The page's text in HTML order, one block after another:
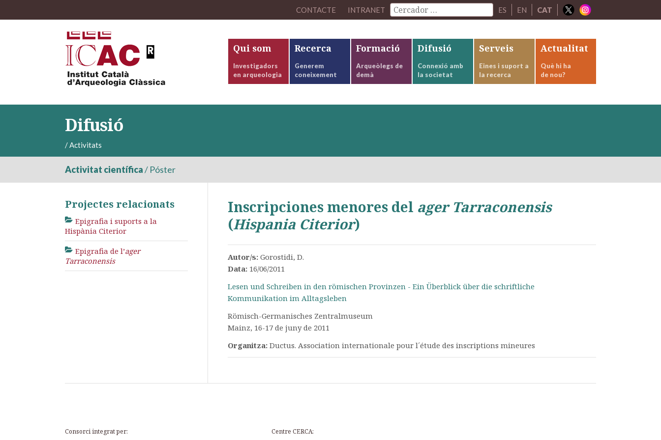
CONTACTE INTRANET ES EN CAT
Qui som
Investigadors
en arqueologia
Recerca
Generem
coneixement
Formació
Arqueòlegs de
demà
Difusió
Connexió amb
la societat
Serveis
Eines i suport a
la recerca
Actualitat
Què hi ha
de nou?
Difusió
/Activitats
Activitat científica/ Póster
Inscripciones menores del ager Tarraconensis
(Hispania Citerior)
Autor/s: Gorostidi, D.
Data: 16/06/2011
Lesen und Schreiben in den römischen Provinzen - Ein Überblick über die schriftliche
Kommunikation im Alltagsleben
Römisch-Germanisches Zentralmuseum
Mainz, 16-17 de juny de 2011
Organitza: Ductus. Association internationale pour l´étude des inscriptions mineures
Projectes relacionats
Epigrafia i suports a la
Hispània Citerior
Epigrafia de l’ager
Tarraconensis
Consorci integrat per: Centre CERCA: